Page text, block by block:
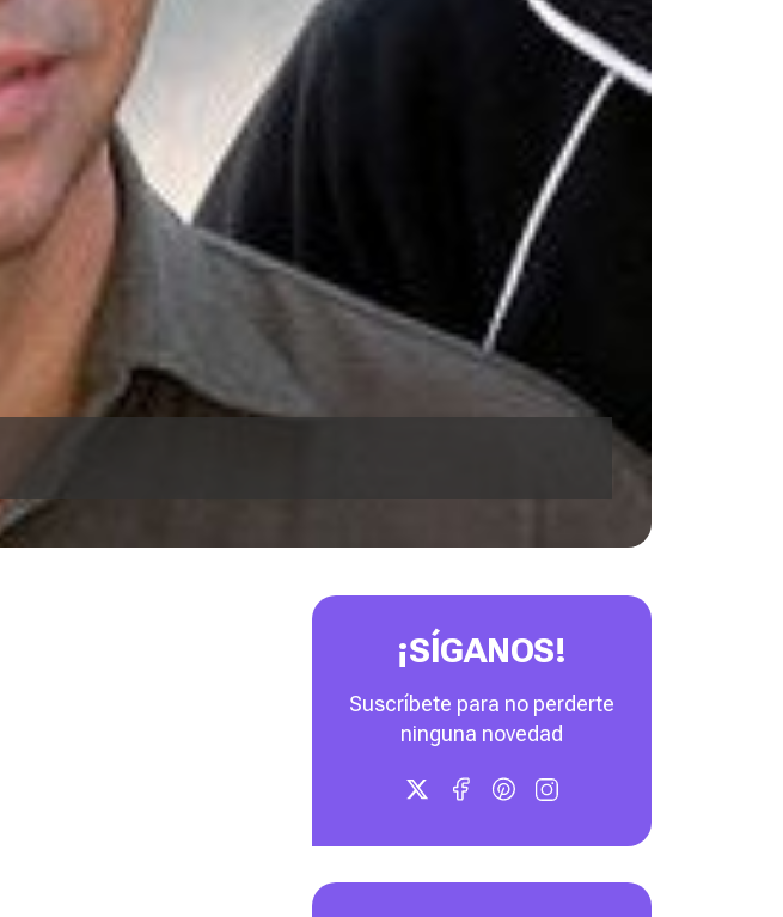
¡SÍGANOS!
Suscríbete para no perderte
ninguna novedad